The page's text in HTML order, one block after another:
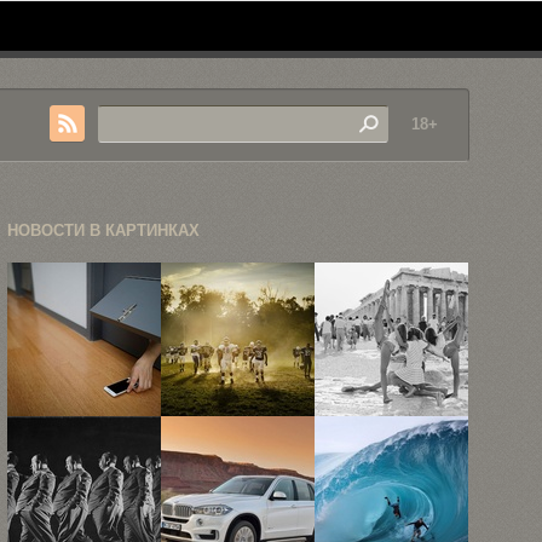
18+
НОВОСТИ В КАРТИНКАХ
«Тюрьма
внутри
меня», или
как ...
Коммерческая
фотография
Джонатана
Барката
«В
Акрополе»:
12
фотографий
туристов ...